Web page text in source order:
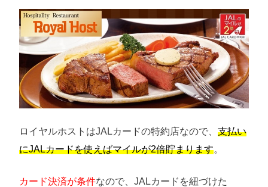
ロイヤルホストはJALカードの特約店なので、 支払い
にJALカードを使えばマイルが2倍貯まります。
カード決済が条件なので、JALカードを紐づけた